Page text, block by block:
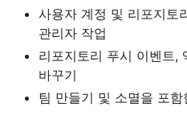
사용자 계정 및 리포지토
관리자 작업
리포지토리 푸시 이벤트,
바꾸기
팀 만들기 및 소멸을 포